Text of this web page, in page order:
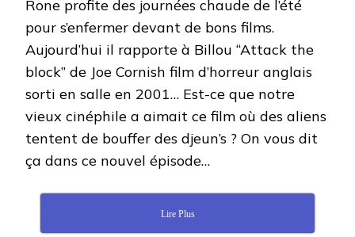
Rone profite des journées chaude de l’été
pour s’enfermer devant de bons films.
Aujourd’hui il rapporte à Billou “Attack the
block” de Joe Cornish film d’horreur anglais
sorti en salle en 2001… Est-ce que notre
vieux cinéphile a aimait ce film où des aliens
tentent de bouffer des djeun’s ? On vous dit
ça dans ce nouvel épisode…
Lire Plus